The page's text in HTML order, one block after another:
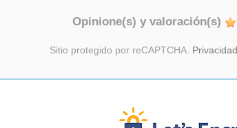
Opinione(s) y valoración(s)
Sitio protegido por reCAPTCHA. Privacidad